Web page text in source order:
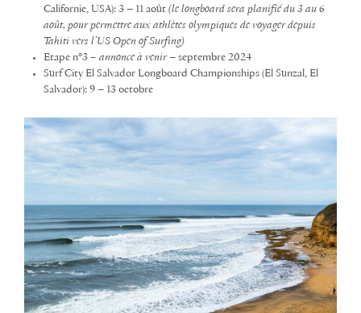
Californie, USA): 3 – 11 août (le longboard sera planifié du 3 au 6
août, pour permettre aux athlètes olympiques de voyager depuis
Tahiti vers l’US Open of Surfing)
Etape n°3 – annonce à venir– septembre 2024
Surf City El Salvador Longboard Championships (El Sunzal, El
Salvador): 9 – 13 octobre